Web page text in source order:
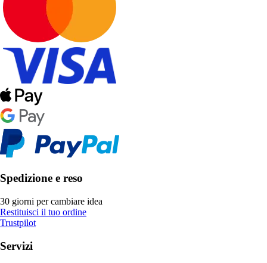
Spedizione e reso
30 giorni per cambiare idea
Restituisci il tuo ordine
Trustpilot
Servizi